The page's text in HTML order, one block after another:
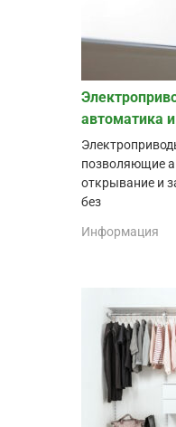
автоматика
позволяющие
открывание и
без
Информация